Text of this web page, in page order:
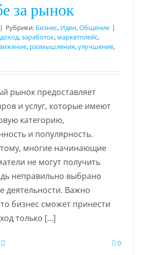
за рынок
| Рубрики: Бизнес, Идеи,Общение |
доход,заработок, маркетплейс,
, размышления,улучшение,
рынок предоставляет
и услуг, которые имеют
категорию,
и популярность.
многие начинающие
не могут получить
неправильно выбрано
деятельности. Важно
бизнес сможет принести
только […]
0